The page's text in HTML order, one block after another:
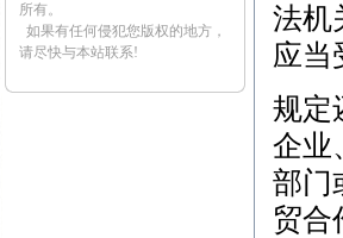
所有。
如果有任何侵犯您版权的地方，
请尽快与本站联系!
法机
应当
规定
企业
部门
贸合